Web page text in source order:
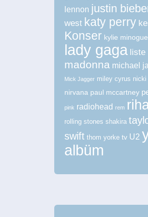
lennon justin
west katy perry
Konser kylie minogue
lady gaga liste
madonna michael
Mick Jagger miley cyrus nicki
nirvana paul mccartney
pink radiohead rem
rolling stones shakira
swift thom yorke tv U2
albüm